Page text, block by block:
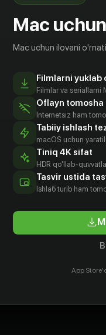
18 +
Не моя вина, что я не популярна
Obuna
Mac
Mac uchun ilovani
Filmlarni yuklab
Filmlar va
Oflayn
Internetsiz ham
Tabiiy ishlash
macOS uchun
Tiniq 4K sifat
HDR qo'llab-
Tasvir ustida
Ishlаб turib ham
App